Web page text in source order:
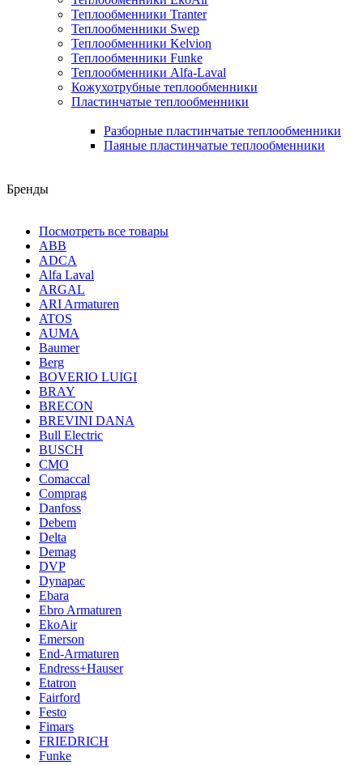
Теплообменники Tranter
Теплообменники Swep
Теплообменники Kelvion
Теплообменники Funke
Теплообменники Alfa-Laval
Кожухотрубные теплообменники
Пластинчатые теплообменники
Разборные пластинчатые теплообменники
Паяные пластинчатые теплообменники
Бренды
Посмотреть все товары
ABB
ADCA
Alfa Laval
ARGAL
ARI Armaturen
ATOS
AUMA
Baumer
Berg
BOVERIO LUIGI
BRAY
BRECON
BREVINI DANA
Bull Electric
BUSCH
CMO
Comaccal
Comprag
Danfoss
Debem
Delta
Demag
DVP
Dynapac
Ebara
Ebro Armaturen
EkoAir
Emerson
End-Armaturen
Endress+Hauser
Etatron
Fairford
Festo
Fimars
FRIEDRICH
Funke